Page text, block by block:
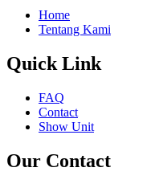
Home
Tentang Kami
Quick Link
FAQ
Contact
Show Unit
Our Contact